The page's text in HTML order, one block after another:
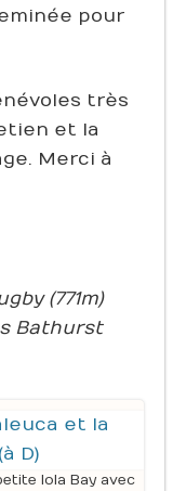
pour
très
et la
Merci à
(771m)
Bathurst
Iola Bay avec